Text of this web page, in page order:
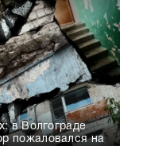
в Волгограде
пожаловался на